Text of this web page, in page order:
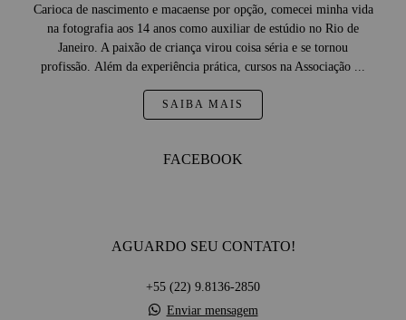
Carioca de nascimento e macaense por opção, comecei minha vida
na fotografia aos 14 anos como auxiliar de estúdio no Rio de
Janeiro. A paixão de criança virou coisa séria e se tornou
profissão. Além da experiência prática, cursos na Associação ...
SAIBA MAIS
FACEBOOK
AGUARDO SEU CONTATO!
+55 (22) 9.8136-2850
Enviar mensagem